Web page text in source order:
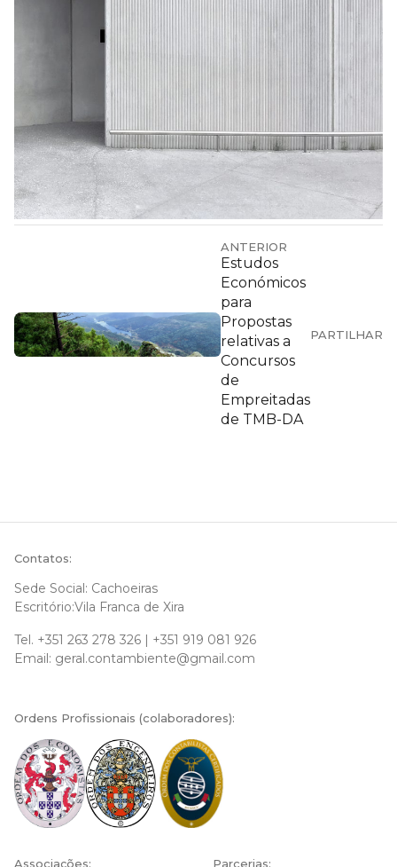
ANTERIOR
Estudos
Económicos
para
Propostas
relativas a
Concursos
de
Empreitadas
de TMB-DA
PARTILHAR
Contatos:
Sede Social: Cachoeiras
Escritório:Vila Franca de Xira
Tel. +351 263 278 326
+351 919 081 926
Email: geral.contambiente@gmail.com
Ordens Profissionais (colaboradores):
Associações: Parcerias: